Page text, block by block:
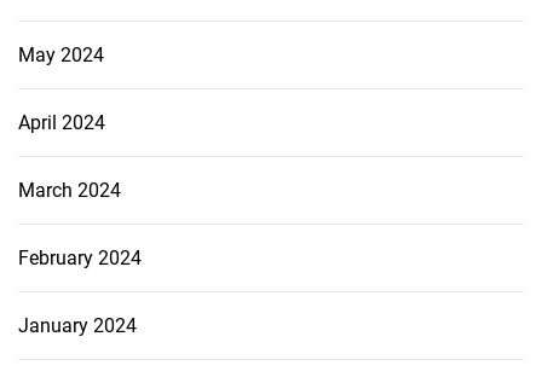
May 2024
April 2024
March 2024
February 2024
January 2024